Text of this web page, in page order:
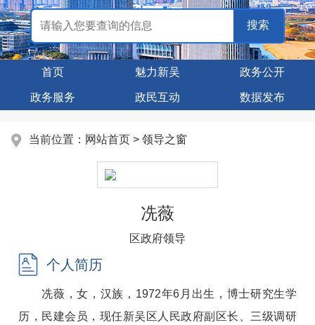
首页 魅力新吴 政务公开
政务服务 政民互动 数据发布
当前位置： 网站首页 > 领导之窗
冼薇
区政府领导
个人简历
冼薇，女，汉族，1972年6月出生，博士研究生学
历，民建会员，现任新吴区人民政府副区长、三级调研